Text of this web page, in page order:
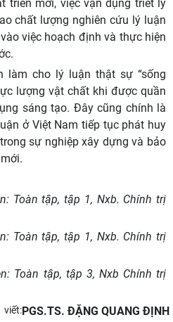
triển mới, việc vận dụng triết lý
chất lượng nghiên cứu lý luận
việc hoạch định và thực hiện
làm cho lý luận thật sự “sống
lượng vật chất khi được quần
sáng tạo. Đây cũng chính là
ở Việt Nam tiếp tục phát huy
sự nghiệp xây dựng và bảo
Toàn tập, tập 1, Nxb. Chính trị
Toàn tập, tập 1, Nxb. Chính trị
Toàn tập, tập 3, Nxb Chính trị
PGS.TS. ĐẶNG QUANG ĐỊNH